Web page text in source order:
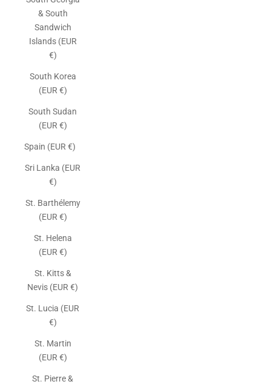
& South
Sandwich
Islands (EUR
€)
South Korea
(EUR €)
South Sudan
(EUR €)
Spain (EUR €)
Sri Lanka (EUR
€)
St. Barthélemy
(EUR €)
St. Helena
(EUR €)
St. Kitts &
Nevis (EUR €)
St. Lucia (EUR
€)
St. Martin
(EUR €)
St. Pierre &